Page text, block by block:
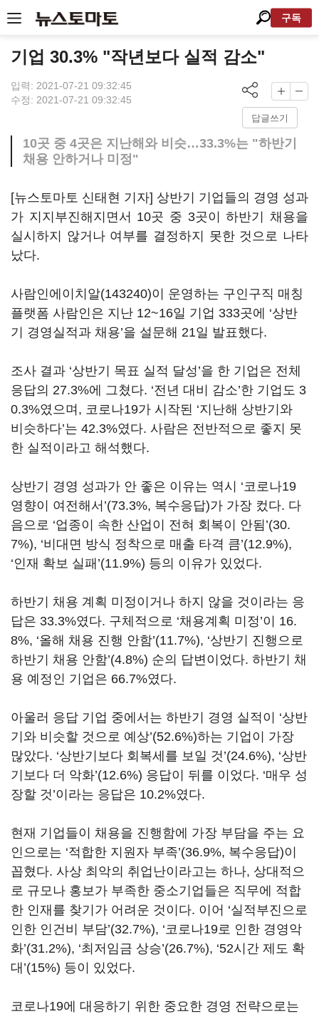
구독
기업 30.3% "작년보다 실적 감소"
입력: 2021-07-21 09:32:45
수정: 2021-07-21 09:32:45
답글쓰기
10곳 중 4곳은 지난해와 비슷…33.3%는 "하반기
채용 안하거나 미정"
[뉴스토마토 신태현 기자] 상반기 기업들의 경영 성과
가 지지부진해지면서 10곳 중 3곳이 하반기 채용을
실시하지 않거나 여부를 결정하지 못한 것으로 나타
났다.
사람인에이치알(143240)이 운영하는 구인구직 매칭
플랫폼 사람인은 지난 12~16일 기업 333곳에 ‘상반
기 경영실적과 채용’을 설문해 21일 발표했다.
조사 결과 ‘상반기 목표 실적 달성’을 한 기업은 전체
응답의 27.3%에 그쳤다. ‘전년 대비 감소’한 기업도 3
0.3%였으며, 코로나19가 시작된 ‘지난해 상반기와
비슷하다’는 42.3%였다. 사람은 전반적으로 좋지 못
한 실적이라고 해석했다.
상반기 경영 성과가 안 좋은 이유는 역시 ‘코로나19
영향이 여전해서’(73.3%, 복수응답)가 가장 컸다. 다
음으로 ‘업종이 속한 산업이 전혀 회복이 안됨’(30.
7%), ‘비대면 방식 정착으로 매출 타격 큼’(12.9%),
‘인재 확보 실패’(11.9%) 등의 이유가 있었다.
하반기 채용 계획 미정이거나 하지 않을 것이라는 응
답은 33.3%였다. 구체적으로 ‘채용계획 미정’이 16.
8%, ‘올해 채용 진행 안함’(11.7%), ‘상반기 진행으로
하반기 채용 안함’(4.8%) 순의 답변이었다. 하반기 채
용 예정인 기업은 66.7%였다.
아울러 응답 기업 중에서는 하반기 경영 실적이 ‘상반
기와 비슷할 것으로 예상’(52.6%)하는 기업이 가장
많았다. ‘상반기보다 회복세를 보일 것’(24.6%), ‘상반
기보다 더 악화’(12.6%) 응답이 뒤를 이었다. ‘매우 성
장할 것’이라는 응답은 10.2%였다.
현재 기업들이 채용을 진행함에 가장 부담을 주는 요
인으로는 ‘적합한 지원자 부족’(36.9%, 복수응답)이
꼽혔다. 사상 최악의 취업난이라고는 하나, 상대적으
로 규모나 홍보가 부족한 중소기업들은 직무에 적합
한 인재를 찾기가 어려운 것이다. 이어 ‘실적부진으로
인한 인건비 부담’(32.7%), ‘코로나19로 인한 경영악
화’(31.2%), ‘최저임금 상승’(26.7%), ‘52시간 제도 확
대’(15%) 등이 있었다.
코로나19에 대응하기 위한 중요한 경영 전략으로는